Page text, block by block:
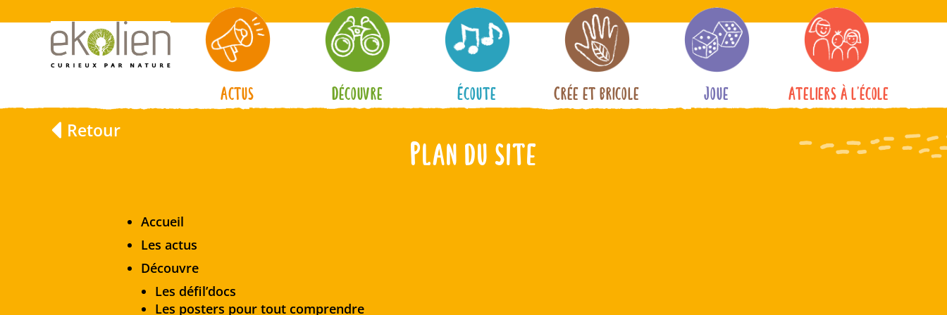
Actus Découvre Écoute Crée et bricole Joue Ateliers à l’école
Retour
Plan du site
Accueil
Les actus
Découvre
Les défil’docs
Les posters pour tout comprendre